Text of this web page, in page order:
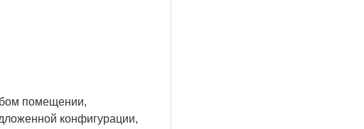
помещении,
конфигурации,